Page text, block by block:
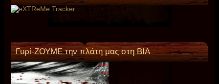
Γυρί-ΖΟΥΜΕ την πλάτη μας στη ΒΙΑ